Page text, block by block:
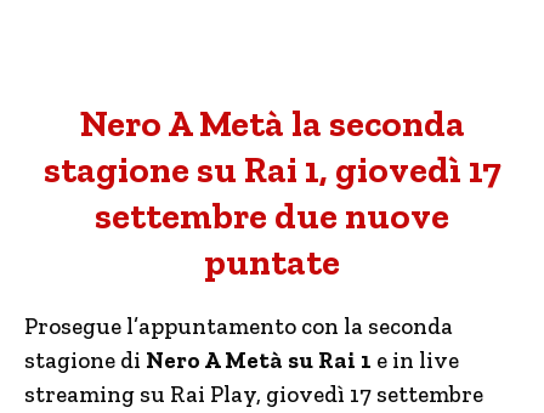
Nero A Metà la seconda
stagione su Rai 1, giovedì 17
settembre due nuove
puntate
Prosegue l’appuntamento con la seconda
stagione di Nero A Metà su Rai 1 e in live
streaming su Rai Play, giovedì 17 settembre